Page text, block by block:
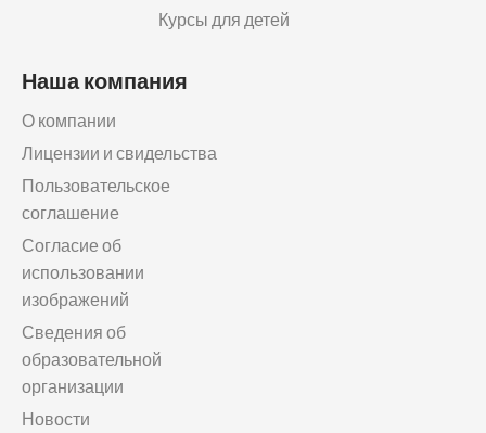
Курсы для детей
Наша компания
О компании
Лицензии и свидельства
Пользовательское
соглашение
Согласие об
использовании
изображений
Сведения об
образовательной
организации
Новости